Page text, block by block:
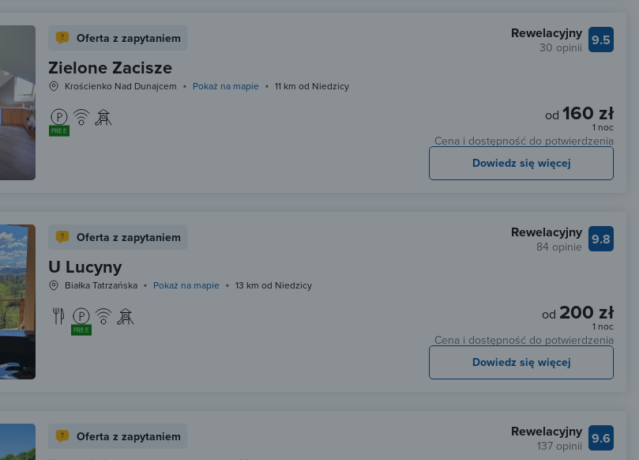
Oferta z zapytaniem
Zielone Zacisze
Krościenko Nad Dunajcem Pokaż na mapie 11 km od Niedzicy
FREE
9.5
Rewelacyjny
30 opinii
od 160 zł
1 noc
Cena i dostępność do potwierdzenia
Dowiedz się więcej
Oferta z zapytaniem
U Lucyny
Białka Tatrzańska Pokaż na mapie 13 km od Niedzicy
FREE
9.8
Rewelacyjny
84 opinie
od 200 zł
1 noc
Cena i dostępność do potwierdzenia
Dowiedz się więcej
Oferta z zapytaniem 9.6
Rewelacyjny
137 opinii